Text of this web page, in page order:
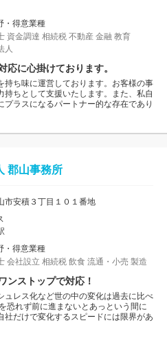
・得意業種
資金調達 相続税 不動産 金融 教育
人
応に心掛けております。
持ち味に運営しております。お客様の事
ちとして支援いたします。また、私自
ラスになるパートナー的な存在であり
郡山事務所
市安積３丁目１０１番地
・得意業種
会社設立 相続税 飲食 流通・小売 製造
ンストップで対応！
ュレス化など世の中の変化は過去に比べ
恐れず前に進まないとあっという間に
だけで変化するスピードには限界があ